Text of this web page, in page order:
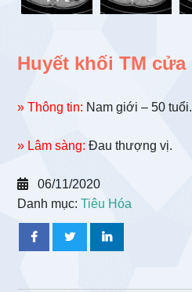
Huyết khối TM cửa
» Thông tin: Nam giới – 50 tuổi.
» Lâm sàng: Đau thượng vị.
06/11/2020
Danh mục:Tiêu Hóa